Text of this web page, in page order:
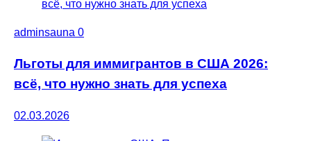
adminsauna 0
Льготы для иммигрантов в США 2026:
всё, что нужно знать для успеха
02.03.2026